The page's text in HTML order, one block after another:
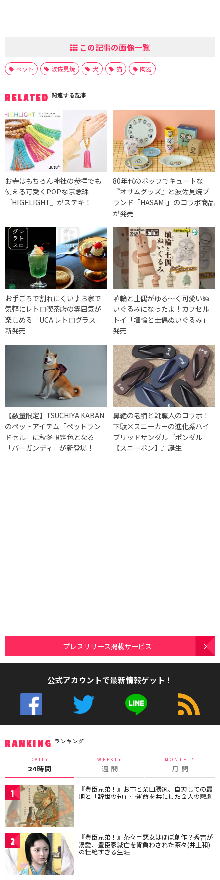
この記事の画像一覧
ペット 波佐見焼 犬 猫 陶器
RELATED 関連する記事
お寺はもちろん神社の参拝でも
使える可愛くPOPな京念珠
『HIGHLIGHT』がステキ！
80年代のポップでキュートな
『オサムグッズ』と波佐見焼ブ
ランド「HASAMI」のコラボ商品
が発売
お手ごろで割れにくい♪お家で
気軽にレトロ喫茶店の雰囲気が
楽しめる「UCA レトログラス」
新発売
埴輪と土偶がゆる〜く可愛いぬ
いぐるみになったよ！カプセル
トイ「埴輪と土偶ぬいぐるみ」
発売
【数量限定】TSUCHIYA KABAN
のペットアイテム「ペットラン
ドセル」に秋冬限定色となる
「バーガンディ」が新登場！
鼻緒の老舗と靴職人のコラボ！
下駄×スニーカーの進化系ハイ
ブリッドサンダル『ポンダル
【スニーポン】』誕生
プレスリリース掲載サービス
公式アカウントで最新情報ゲット！
RANKING ランキング
DAILY
24時間
WEEKLY
週 間
MONTHLY
月 間
1 『豊臣兄弟！』お市と柴田勝家、自刃しての最
期と「辞世の句」…運命を共にした２人の悲劇
2 『豊臣兄弟！』茶々＝悪女はほぼ創作？秀吉が
溺愛、豊臣家滅亡を背負わされた茶々(井上和)
の壮絶すぎる生涯